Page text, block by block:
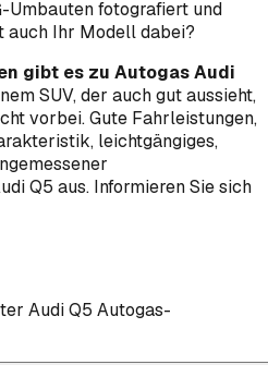
Umbauten fotografiert und
Ihr Modell dabei?
gibt es zu Autogas Audi
SUV, der auch gut aussieht,
vorbei. Gute Fahrleistungen,
leichtgängiges,
Q5 aus. Informieren Sie sich
AudiQ5 Autogas-